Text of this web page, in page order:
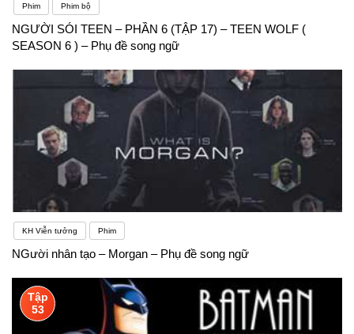
Phim Phim bộ
NGƯỜI SÓI TEEN – PHẦN 6 (TẬP 17) – TEEN WOLF (
SEASON 6 ) – Phụ đề song ngữ
KH Viễn tưởng Phim
NGười nhân tạo – Morgan – Phụ đề song ngữ
Tập
53